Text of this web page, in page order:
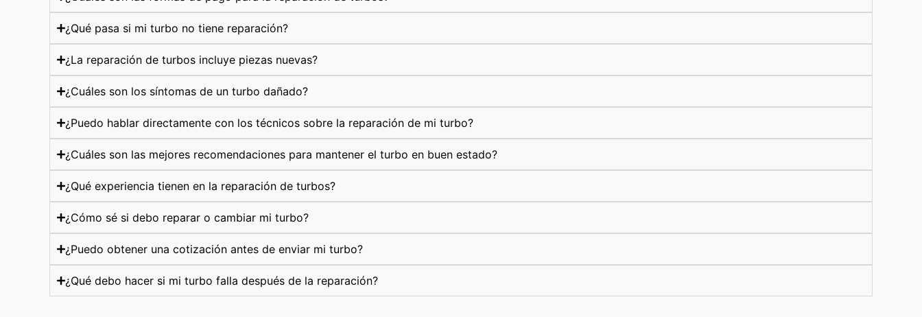
¿Qué pasa si mi turbo no tiene reparación?
¿La reparación de turbos incluye piezas nuevas?
¿Cuáles son los síntomas de un turbo dañado?
¿Puedo hablar directamente con los técnicos sobre la reparación de mi turbo?
¿Cuáles son las mejores recomendaciones para mantener el turbo en buen estado?
¿Qué experiencia tienen en la reparación de turbos?
¿Cómo sé si debo reparar o cambiar mi turbo?
¿Puedo obtener una cotización antes de enviar mi turbo?
¿Qué debo hacer si mi turbo falla después de la reparación?